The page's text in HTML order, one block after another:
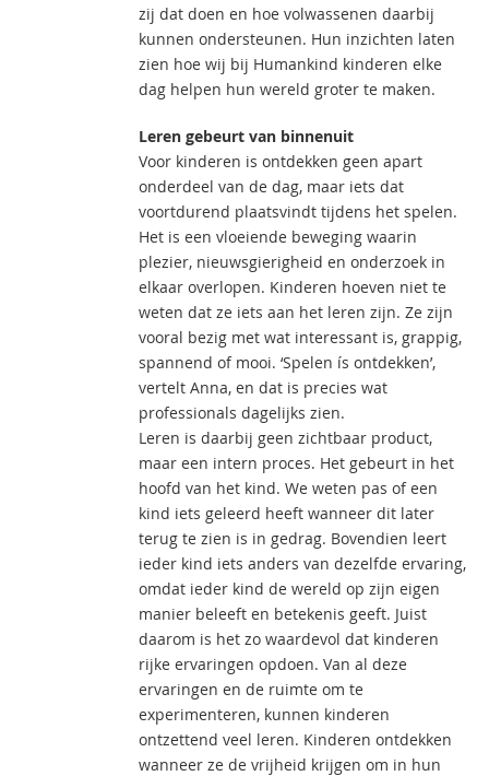
zij dat doen en hoe volwassenen daarbij
kunnen ondersteunen. Hun inzichten laten
zien hoe wij bij Humankind kinderen elke
dag helpen hun wereld groter te maken.
Leren gebeurt van binnenuit
Voor kinderen is ontdekken geen apart
onderdeel van de dag, maar iets dat
voortdurend plaatsvindt tijdens het spelen.
Het is een vloeiende beweging waarin
plezier, nieuwsgierigheid en onderzoek in
elkaar overlopen. Kinderen hoeven niet te
weten dat ze iets aan het leren zijn. Ze zijn
vooral bezig met wat interessant is, grappig,
spannend of mooi. ‘Spelen ís ontdekken’,
vertelt Anna, en dat is precies wat
professionals dagelijks zien.
Leren is daarbij geen zichtbaar product,
maar een intern proces. Het gebeurt in het
hoofd van het kind. We weten pas of een
kind iets geleerd heeft wanneer dit later
terug te zien is in gedrag. Bovendien leert
ieder kind iets anders van dezelfde ervaring,
omdat ieder kind de wereld op zijn eigen
manier beleeft en betekenis geeft. Juist
daarom is het zo waardevol dat kinderen
rijke ervaringen opdoen. Van al deze
ervaringen en de ruimte om te
experimenteren, kunnen kinderen
ontzettend veel leren. Kinderen ontdekken
wanneer ze de vrijheid krijgen om in hun